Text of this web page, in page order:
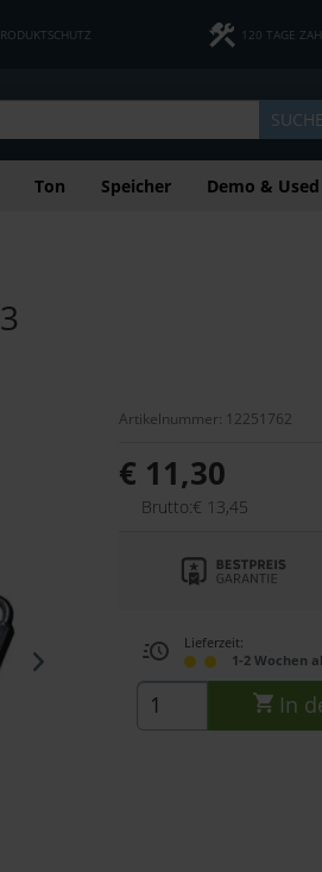
120 TAGE
Ton Speicher Demo & Used
Artikelnummer: 12251762
€ 11,30
Brutto:€ 13,45
Lieferzeit:
1-2 Wochen
In